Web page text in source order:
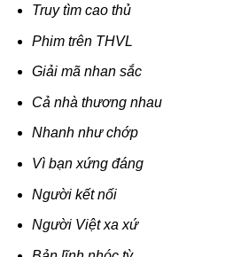
Truy tìm cao thủ
Phim trên THVL
Giải mã nhan sắc
Cả nhà thương nhau
Nhanh như chớp
Vì bạn xứng đáng
Người kết nối
Người Việt xa xứ